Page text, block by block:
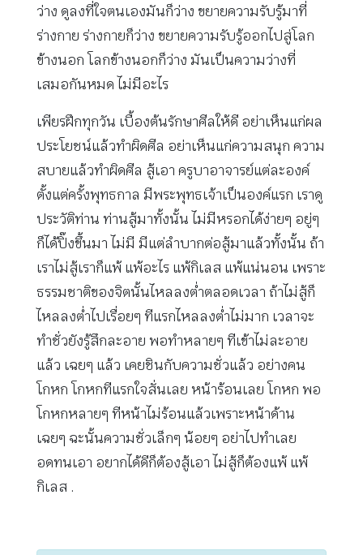
ว่าง ดูลงที่ใจตนเองมันก็ว่าง ขยายความรับรู้มาที่
ร่างกาย ร่างกายก็ว่าง ขยายความรับรู้ออกไปสู่โลก
ข้างนอก โลกข้างนอกก็ว่าง มันเป็นความว่างที่
เสมอกันหมด ไม่มีอะไร
เพียรฝึกทุกวัน เบื้องต้นรักษาศีลให้ดี อย่าเห็นแก่ผล
ประโยชน์แล้วทำผิดศีล อย่าเห็นแก่ความสนุก ความ
สบายแล้วทำผิดศีล สู้เอา ครูบาอาจารย์แต่ละองค์
ตั้งแต่ครั้งพุทธกาล มีพระพุทธเจ้าเป็นองค์แรก เราดู
ประวัติท่าน ท่านสู้มาทั้งนั้น ไม่มีหรอกได้ง่ายๆ อยู่ๆ
ก็ได้ปิ๊งขึ้นมา ไม่มี มีแต่ลำบากต่อสู้มาแล้วทั้งนั้น ถ้า
เราไม่สู้เราก็แพ้ แพ้อะไร แพ้กิเลส แพ้แน่นอน เพราะ
ธรรมชาติของจิตนั้นไหลลงต่ำตลอดเวลา ถ้าไม่สู้ก็
ไหลลงต่ำไปเรื่อยๆ ทีแรกไหลลงต่ำไม่มาก เวลาจะ
ทำชั่วยังรู้สึกละอาย พอทำหลายๆ ทีเข้าไม่ละอาย
แล้ว เฉยๆ แล้ว เคยชินกับความชั่วแล้ว อย่างคน
โกหก โกหกทีแรกใจสั่นเลย หน้าร้อนเลย โกหก พอ
โกหกหลายๆ ทีหน้าไม่ร้อนแล้วเพราะหน้าด้าน
เฉยๆ ฉะนั้นความชั่วเล็กๆ น้อยๆ อย่าไปทำเลย
อดทนเอา อยากได้ดีก็ต้องสู้เอา ไม่สู้ก็ต้องแพ้ แพ้
กิเลส .